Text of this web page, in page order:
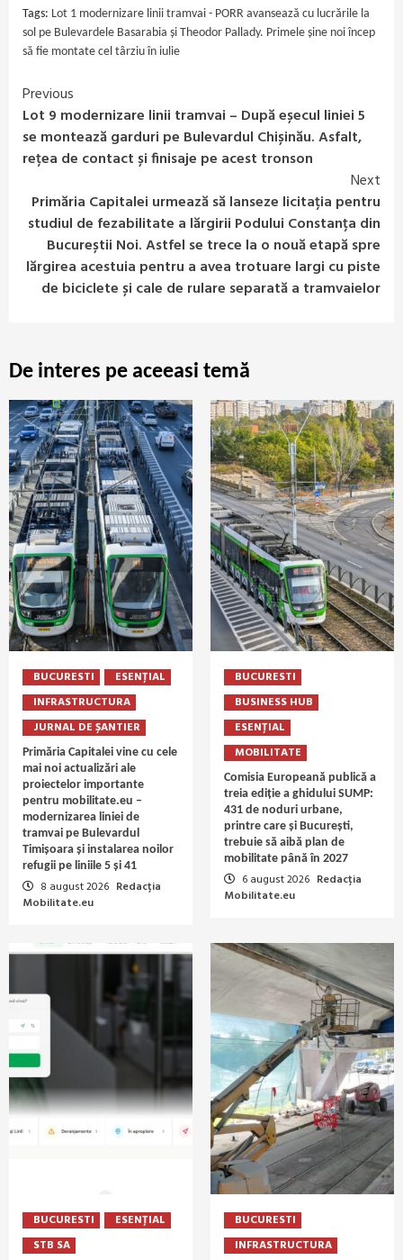
Tags: Lot 1 modernizare linii tramvai - PORR avansează cu lucrările la
sol pe Bulevardele Basarabia și Theodor Pallady. Primele șine noi încep
să fie montate cel târziu în iulie
Continue
Reading
Previous
Lot 9 modernizare linii tramvai – După eșecul liniei 5
se montează garduri pe Bulevardul Chișinău. Asfalt,
rețea de contact și finisaje pe acest tronson
Next
Primăria Capitalei urmează să lanseze licitația pentru
studiul de fezabilitate a lărgirii Podului Constanța din
Bucureștii Noi. Astfel se trece la o nouă etapă spre
lărgirea acestuia pentru a avea trotuare largi cu piste
de biciclete și cale de rulare separată a tramvaielor
De interes pe aceeasi temă
BUCURESTI
ESENȚIAL
INFRASTRUCTURA
JURNAL DE ȘANTIER
Primăria Capitalei vine cu cele
mai noi actualizări ale
proiectelor importante
pentru mobilitate.eu –
modernizarea liniei de
tramvai pe Bulevardul
Timișoara și instalarea noilor
refugii pe liniile 5 și 41
8 august 2026 Redacția
Mobilitate.eu
BUCURESTI
BUSINESS HUB
ESENȚIAL
MOBILITATE
Comisia Europeană publică a
treia ediție a ghidului SUMP:
431 de noduri urbane,
printre care și București,
trebuie să aibă plan de
mobilitate până în 2027
6 august 2026 Redacția
Mobilitate.eu
BUCURESTI
ESENȚIAL
STB SA
BUCURESTI
INFRASTRUCTURA